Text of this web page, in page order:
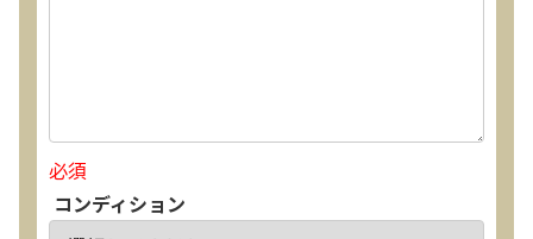
必須
コンディション